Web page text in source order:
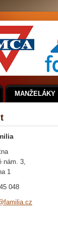
nám. 3,
1
048
lia.cz
MANŽELÁKY